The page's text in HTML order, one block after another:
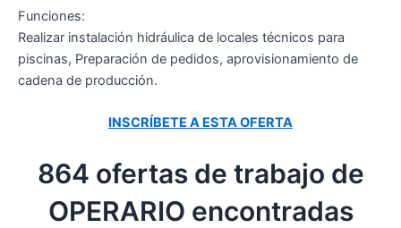
Funciones:
Realizar instalación hidráulica de locales técnicos para
piscinas, Preparación de pedidos, aprovisionamiento de
cadena de producción.
INSCRÍBETE A ESTA OFERTA
864 ofertas de trabajo de
OPERARIO encontradas